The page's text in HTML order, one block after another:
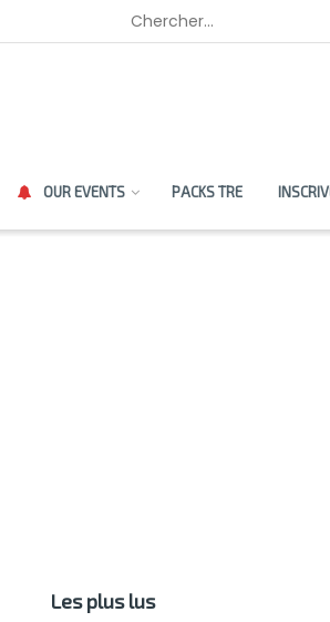
OUR EVENTS PACKS TRE
Les plus lus